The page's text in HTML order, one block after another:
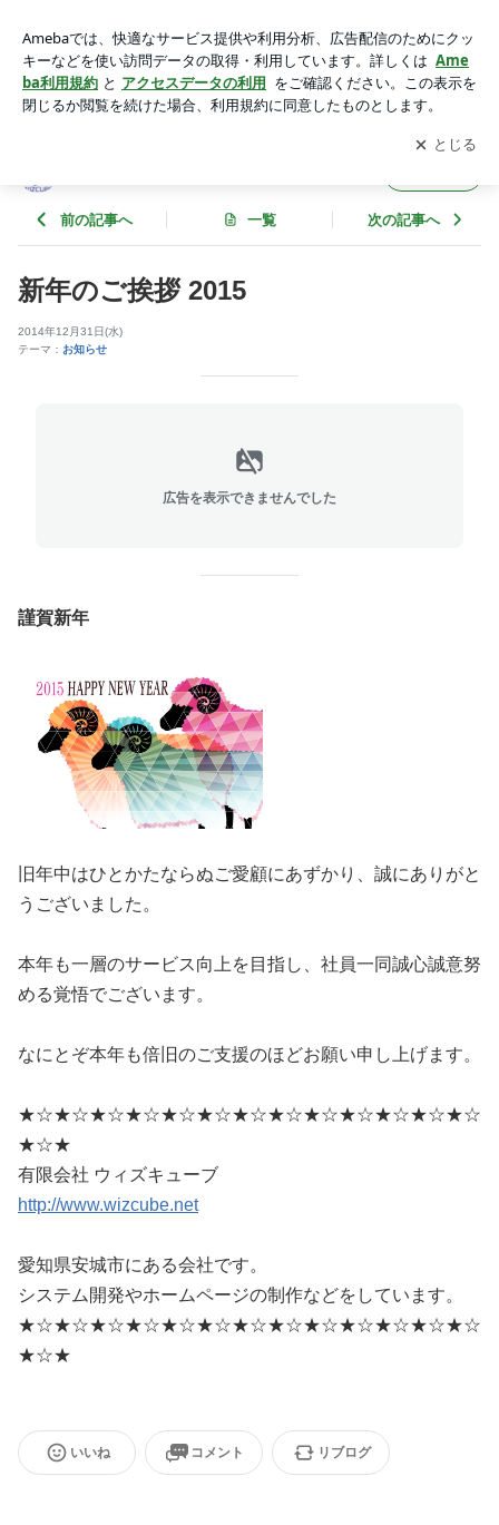
アプリをダウンロードして ブログの更新通知
を受け取りまし
ょう。
開く
前の記事へ 一覧 次の記事へ
新年のご挨拶 2015
2014年12月31日(水)
テーマ： お知らせ
広告を表示できませんでした
謹賀新年
旧年中はひとかたならぬご愛顧にあずかり、誠にありがと
うございました。
本年も一層のサービス向上を目指し、社員一同誠心誠意努
める覚悟でございます。
なにとぞ本年も倍旧のご支援のほどお願い申し上げます。
★☆★☆★☆★☆★☆★☆★☆★☆★☆★☆★☆★☆★☆
★☆★
有限会社 ウィズキューブ
http://www.wizcube.net
愛知県安城市にある会社です。
システム開発やホームページの制作などをしています。
★☆★☆★☆★☆★☆★☆★☆★☆★☆★☆★☆★☆★☆
★☆★
いいね コメント リブログ